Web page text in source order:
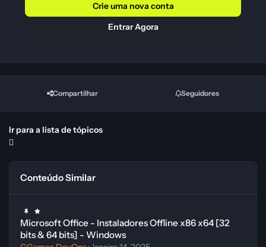
Crie uma nova conta
Entrar Agora
Compartilhar Seguidores
Ir para a lista de tópicos
Conteúdo Similar
Microsoft Office - Instaladores Offline x86 x64 [32
bits & 64 bits] - Windows